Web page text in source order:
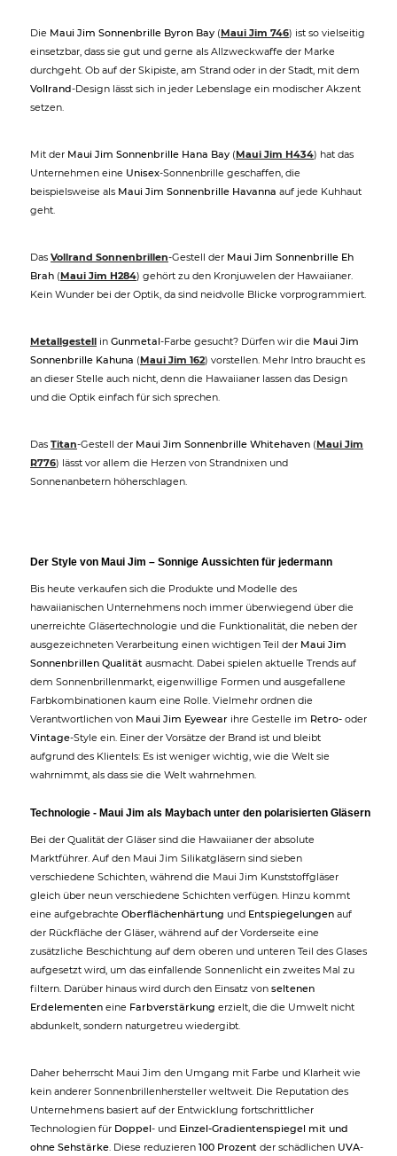
Die Maui Jim Sonnenbrille Byron Bay (Maui Jim 746) ist so vielseitig
einsetzbar, dass sie gut und gerne als Allzweckwaffe der Marke
durchgeht. Ob auf der Skipiste, am Strand oder in der Stadt, mit dem
Vollrand-Design lässt sich in jeder Lebenslage ein modischer Akzent
setzen.
Mit der Maui Jim Sonnenbrille Hana Bay (Maui Jim H434) hat das
Unternehmen eine Unisex-Sonnenbrille geschaffen, die
beispielsweise als Maui Jim Sonnenbrille Havanna auf jede Kuhhaut
geht.
Das Vollrand Sonnenbrillen-Gestell der Maui Jim Sonnenbrille Eh
Brah (Maui Jim H284) gehört zu den Kronjuwelen der Hawaiianer.
Kein Wunder bei der Optik, da sind neidvolle Blicke vorprogrammiert.
Metallgestell in Gunmetal-Farbe gesucht? Dürfen wir die Maui Jim
Sonnenbrille Kahuna (Maui Jim 162) vorstellen. Mehr Intro braucht es
an dieser Stelle auch nicht, denn die Hawaiianer lassen das Design
und die Optik einfach für sich sprechen.
Das Titan-Gestell der Maui Jim Sonnenbrille Whitehaven (Maui Jim
R776) lässt vor allem die Herzen von Strandnixen und
Sonnenanbetern höherschlagen.
Der Style von Maui Jim – Sonnige Aussichten für jedermann
Bis heute verkaufen sich die Produkte und Modelle des
hawaiianischen Unternehmens noch immer überwiegend über die
unerreichte Gläsertechnologie und die Funktionalität, die neben der
ausgezeichneten Verarbeitung einen wichtigen Teil der Maui Jim
Sonnenbrillen Qualität ausmacht. Dabei spielen aktuelle Trends auf
dem Sonnenbrillenmarkt, eigenwillige Formen und ausgefallene
Farbkombinationen kaum eine Rolle. Vielmehr ordnen die
Verantwortlichen von Maui Jim Eyewear ihre Gestelle im Retro- oder
Vintage-Style ein. Einer der Vorsätze der Brand ist und bleibt
aufgrund des Klientels: Es ist weniger wichtig, wie die Welt sie
wahrnimmt, als dass sie die Welt wahrnehmen.
Technologie - Maui Jim als Maybach unter den polarisierten Gläsern
Bei der Qualität der Gläser sind die Hawaiianer der absolute
Marktführer. Auf den Maui Jim Silikatgläsern sind sieben
verschiedene Schichten, während die Maui Jim Kunststoffgläser
gleich über neun verschiedene Schichten verfügen. Hinzu kommt
eine aufgebrachte Oberflächenhärtung und Entspiegelungen auf
der Rückfläche der Gläser, während auf der Vorderseite eine
zusätzliche Beschichtung auf dem oberen und unteren Teil des Glases
aufgesetzt wird, um das einfallende Sonnenlicht ein zweites Mal zu
filtern. Darüber hinaus wird durch den Einsatz von seltenen
Erdelementen eine Farbverstärkung erzielt, die die Umwelt nicht
abdunkelt, sondern naturgetreu wiedergibt.
Daher beherrscht Maui Jim den Umgang mit Farbe und Klarheit wie
kein anderer Sonnenbrillenhersteller weltweit. Die Reputation des
Unternehmens basiert auf der Entwicklung fortschrittlicher
Technologien für Doppel- und Einzel-Gradientenspiegel mit und
ohne Sehstärke. Diese reduzieren 100 Prozent der schädlichen UVA-